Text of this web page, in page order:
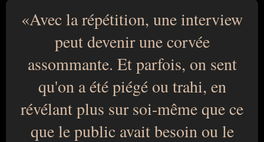
Avec la répétition, une interview
peut devenir une corvée
assommante. Et parfois, on sent
qu'on a été piégé ou trahi, en
révélant plus sur soi-même que ce
que le public avait besoin ou le